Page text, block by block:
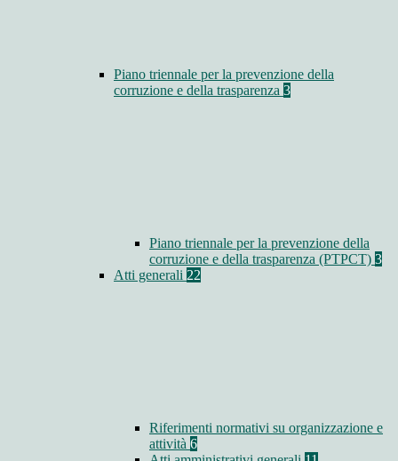
Piano triennale per la prevenzione della
corruzione e della trasparenza 3
Piano triennale per la prevenzione della
corruzione e della trasparenza (PTPCT) 3
Atti generali 22
Riferimenti normativi su organizzazione e
attività 6